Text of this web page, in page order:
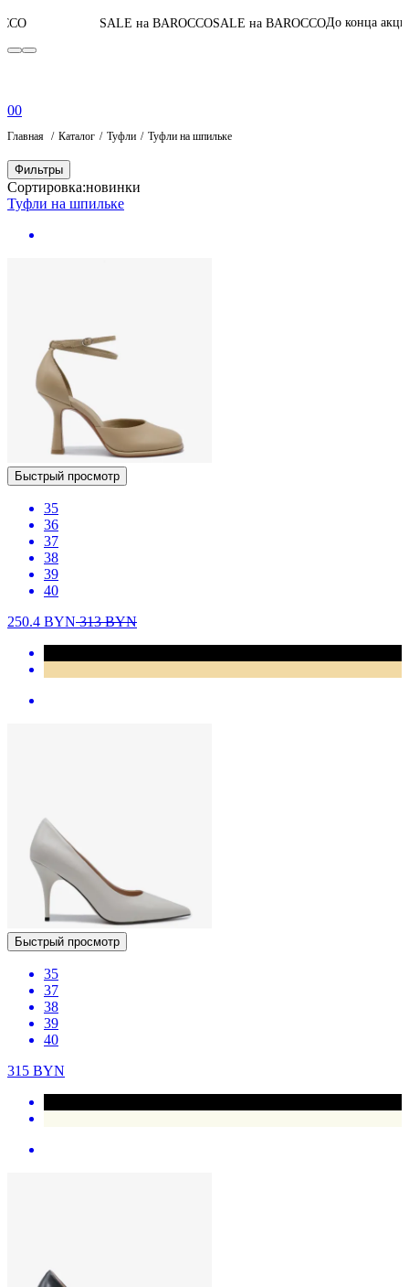
SALE на BAROCCOSALE на BAROCCOДо конца акции04:06:14:17
00
Главная Каталог Туфли Туфли на шпильке
Фильтры
Сортировка:новинки
Туфли на шпильке
Быстрый просмотр
35
36
37
38
39
40
250.4 BYN313BYN
Быстрый просмотр
35
37
38
39
40
315 BYN